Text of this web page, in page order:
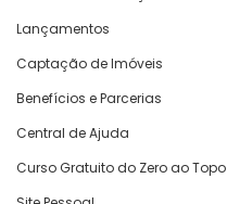
Lançamentos
Captação de Imóveis
Benefícios e Parcerias
Central de Ajuda
Curso Gratuito do Zero ao Topo